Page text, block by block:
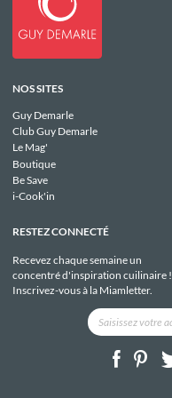
NOS SITES
Guy Demarle
Club Guy Demarle
Le Mag'
Boutique
Be Save
i-Cook'in
RESTEZ CONNECTÉ
Recevez chaque semaine un
concentré d'inspiration cuilinaire !
Inscrivez-vous à la Miamletter.